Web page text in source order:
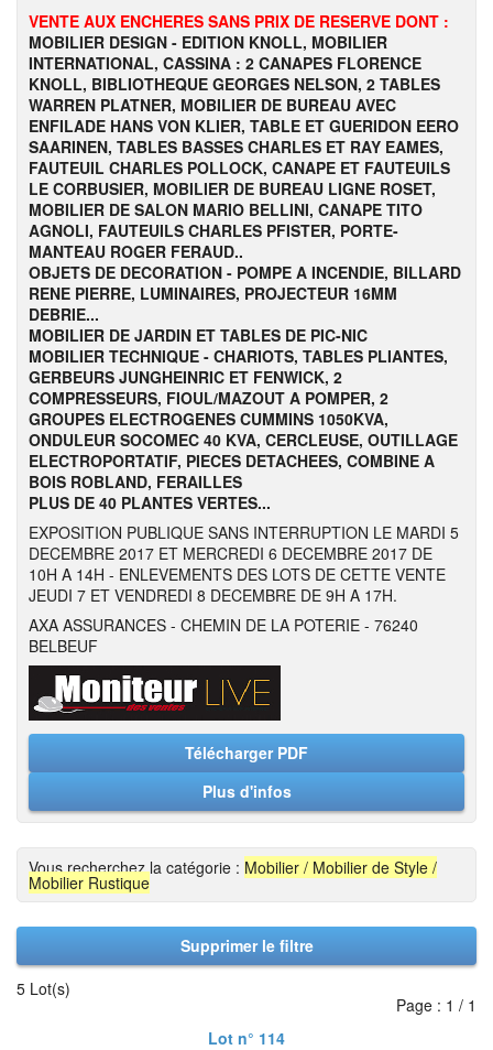
VENTE AUX ENCHERES SANS PRIX DE RESERVE DONT :
MOBILIER DESIGN - EDITION KNOLL, MOBILIER
INTERNATIONAL, CASSINA : 2 CANAPES FLORENCE
KNOLL, BIBLIOTHEQUE GEORGES NELSON, 2 TABLES
WARREN PLATNER, MOBILIER DE BUREAU AVEC
ENFILADE HANS VON KLIER, TABLE ET GUERIDON EERO
SAARINEN, TABLES BASSES CHARLES ET RAY EAMES,
FAUTEUIL CHARLES POLLOCK, CANAPE ET FAUTEUILS
LE CORBUSIER, MOBILIER DE BUREAU LIGNE ROSET,
MOBILIER DE SALON MARIO BELLINI, CANAPE TITO
AGNOLI, FAUTEUILS CHARLES PFISTER, PORTE-
MANTEAU ROGER FERAUD..
OBJETS DE DECORATION - POMPE A INCENDIE, BILLARD
RENE PIERRE, LUMINAIRES, PROJECTEUR 16MM
DEBRIE...
MOBILIER DE JARDIN ET TABLES DE PIC-NIC
MOBILIER TECHNIQUE - CHARIOTS, TABLES PLIANTES,
GERBEURS JUNGHEINRIC ET FENWICK, 2
COMPRESSEURS, FIOUL/MAZOUT A POMPER, 2
GROUPES ELECTROGENES CUMMINS 1050KVA,
ONDULEUR SOCOMEC 40 KVA, CERCLEUSE, OUTILLAGE
ELECTROPORTATIF, PIECES DETACHEES, COMBINE A
BOIS ROBLAND, FERAILLES
PLUS DE 40 PLANTES VERTES...
EXPOSITION PUBLIQUE SANS INTERRUPTION LE MARDI 5
DECEMBRE 2017 ET MERCREDI 6 DECEMBRE 2017 DE
10H A 14H - ENLEVEMENTS DES LOTS DE CETTE VENTE
JEUDI 7 ET VENDREDI 8 DECEMBRE DE 9H A 17H.
AXA ASSURANCES - CHEMIN DE LA POTERIE - 76240
BELBEUF
Télécharger PDF
Plus d'infos
Vous recherchez la catégorie : Mobilier / Mobilier de Style /
Mobilier Rustique
Supprimer le filtre
5 Lot(s)
Page : 1 / 1
Lot n° 114